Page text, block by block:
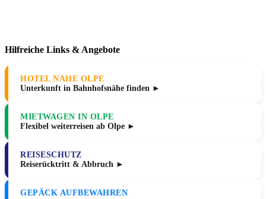
Hilfreiche Links & Angebote
HOTEL NAHE OLPE
Unterkunft in Bahnhofsnähe finden ►
MIETWAGEN IN OLPE
Flexibel weiterreisen ab Olpe ►
REISESCHUTZ
Reiserücktritt & Abbruch ►
GEPÄCK AUFBEWAHREN